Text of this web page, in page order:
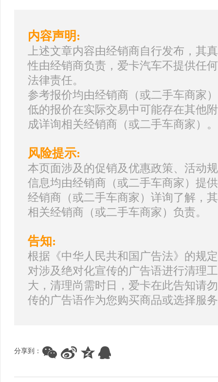
内容声明:
上述文章内容由经销商自行发布，其
性由经销商负责，爱卡汽车不提供任
法律责任。
参考报价均由经销商（或二手车商家
低的报价在实际交易中可能存在其他
成详询相关经销商（或二手车商家）。
风险提示:
本页面涉及的促销及优惠政策、活动
信息均由经销商（或二手车商家）提
经销商（或二手车商家）详询了解，
相关经销商（或二手车商家）负责。
告知:
根据《中华人民共和国广告法》的规
对涉及绝对化宣传的广告语进行清理
大，清理尚需时日，爱卡在此告知请
传的广告语作为您购买商品或选择服
分享到：